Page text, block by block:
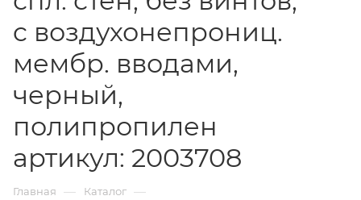
c воздухонепрониц.
мембр. вводами,
черный,
полипропилен
артикул: 2003708
Главная — Каталог —